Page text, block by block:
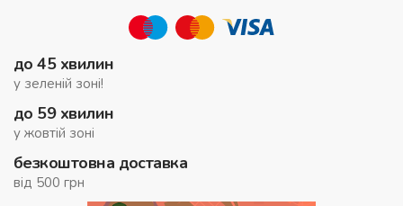
до 45 хвилин
у зеленій зоні!
до 59 хвилин
у жовтій зоні
безкоштовна доставка
від 500 грн